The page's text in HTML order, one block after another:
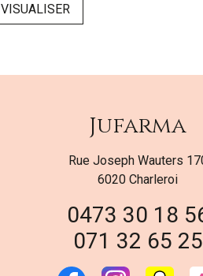
VISUALISER
Jufarma
Rue Joseph Wauters
6020 Charleroi
0473 30 18
071 32 65 25